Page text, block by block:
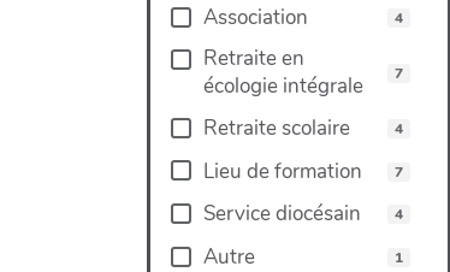
Association 4
Retraite en
écologie intégrale
7
Retraite scolaire 4
Lieu de formation 7
Service diocésain 4
Autre 1